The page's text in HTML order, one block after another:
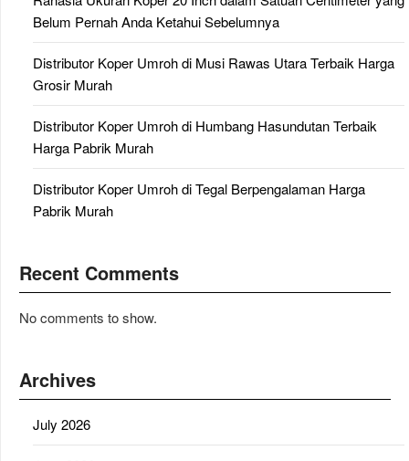
Belum Pernah Anda Ketahui Sebelumnya
Distributor Koper Umroh di Musi Rawas Utara Terbaik Harga
Grosir Murah
Distributor Koper Umroh di Humbang Hasundutan Terbaik
Harga Pabrik Murah
Distributor Koper Umroh di Tegal Berpengalaman Harga
Pabrik Murah
Recent Comments
No comments to show.
Archives
July 2026